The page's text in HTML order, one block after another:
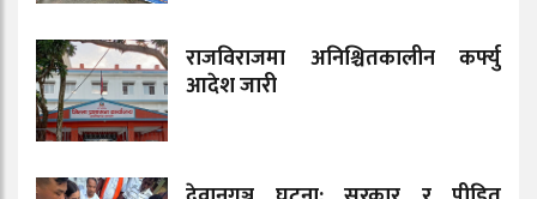
राजविराजमा अनिश्चितकालीन कर्फ्यु
आदेश जारी